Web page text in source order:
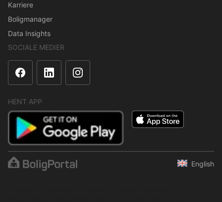
Karriere
Boligmanager
Data Insights
SOCIALE MEDIER
HENT APP
English